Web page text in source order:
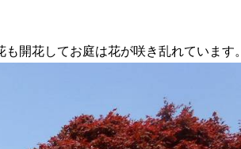
開花してお庭は花が咲き乱れています。